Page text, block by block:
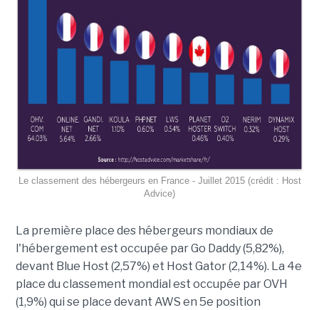
Le classement des hébergeurs en France - Juillet 2015 (crédit : Host
Advice)
La première place des hébergeurs mondiaux de
l'hébergement est occupée par Go Daddy (5,82%),
devant Blue Host (2,57%) et Host Gator (2,14%). La 4e
place du classement mondial est occupée par OVH
(1,9%) qui se place devant AWS en 5e position